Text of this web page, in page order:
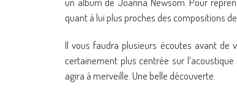
quant à lui plus proches des compositions de
Il vous faudra plusieurs écoutes avant de
certainement plus centrée sur
agira à merveille. Une belle découverte.